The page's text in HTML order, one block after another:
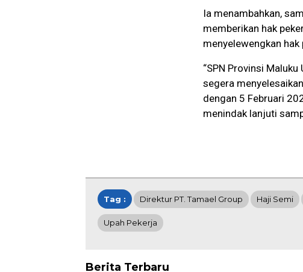
Ia menambahkan,
memberikan hak
menyelewengkan hak
“SPN Provinsi
segera
dengan 5 Februari
menindak lanjuti
Tag : Direktur PT. Tamael Group Haji Semi
Upah Pekerja
Berita Terbaru